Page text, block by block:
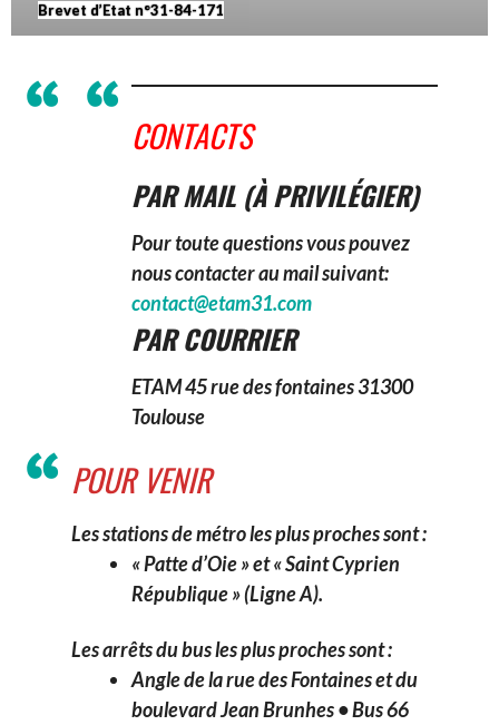
Brevet d’Etat n°31-84-171
CONTACTS
PAR MAIL (À PRIVILÉGIER)
Pour toute questions vous pouvez
nous contacter au mail suivant:
contact@etam31.com
PAR COURRIER
ETAM45 rue des fontaines31300
Toulouse
POUR VENIR
Les stations de métro les plus proches sont :
« Patte d’Oie » et « Saint Cyprien
République » (Ligne A).
Les arrêts du bus les plus proches sont :
Angle de la rue des Fontaines et du
boulevard Jean Brunhes •Bus 66